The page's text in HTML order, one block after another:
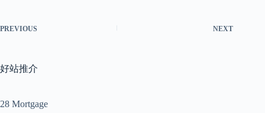
PREVIOUS NEXT
好站推介
28 Mortgage